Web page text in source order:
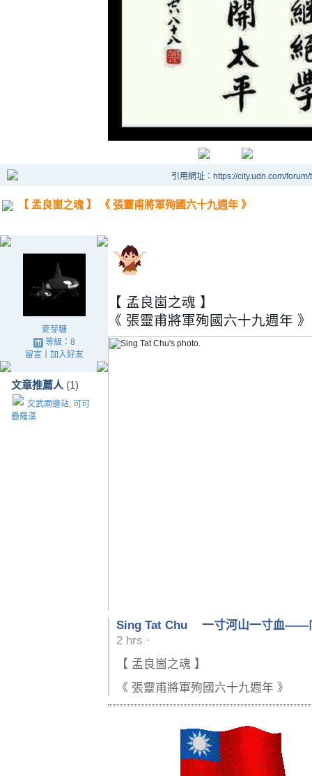
引用網址：https://city.udn.com/
【 孟良崮之魂 】 《 張靈甫將軍殉國六十九週年 》
麥芽糖
等級：8
留言｜ 加入好友
文章推薦人 (1)
文武兩邊站, 可可
疊羅漢
【 孟良崮之魂 】
《 張靈甫將軍殉國六十九週年 》
Sing Tat Chu
一寸河山一寸血——
2 hrs ·
【 孟良崮之魂 】
《 張靈甫將軍殉國六十九週年 》